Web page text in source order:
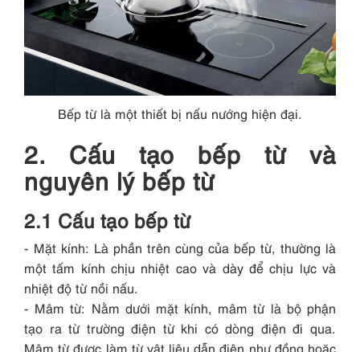
Bếp từ là một thiết bị nấu nướng hiện đại.
2. Cấu tạo bếp từ và
nguyên lý bếp từ
2.1 Cấu tạo bếp từ
- Mặt kính: Là phần trên cùng của bếp từ, thường là
một tấm kính chịu nhiệt cao và dày để chịu lực và
nhiệt độ từ nồi nấu.
- Mâm từ: Nằm dưới mặt kính, mâm từ là bộ phận
tạo ra từ trường điện từ khi có dòng điện đi qua.
Mâm từ được làm từ vật liệu dẫn điện như đồng hoặc